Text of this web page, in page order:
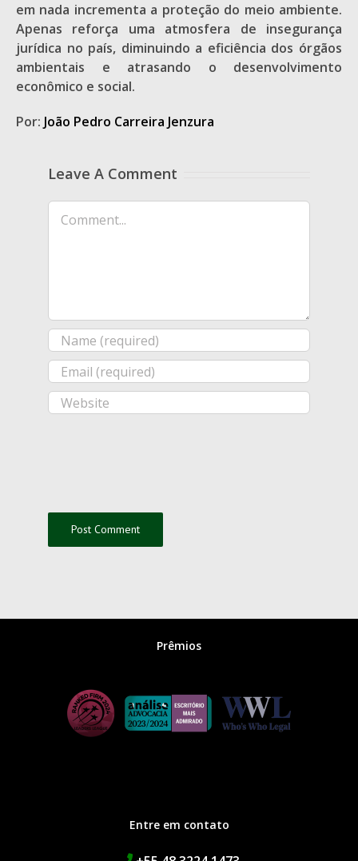
em nada incrementa a proteção do meio ambiente.
Apenas reforça uma atmosfera de insegurança
jurídica no país, diminuindo a eficiência dos órgãos
ambientais e atrasando o desenvolvimento
econômico e social.
Por: João Pedro Carreira Jenzura
Leave A Comment
Comment
Prêmios
Entre em contato